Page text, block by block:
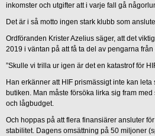
inkomster och utgifter att i varje fall gå
Det är i så motto ingen stark klubb som
Ordföranden Krister Azelius säger, att det
2019 i väntan på att få ta del av pengarna från
”Skulle vi trilla ur igen är det en katastrof för
Han erkänner att HIF prismässigt inte kan
butiken. Man måste försöka lirka sig fram
och lågbudget.
Och hoppas på att flera finansiärer ansluter
stabilitet. Dagens omsättning på 50 miljoner